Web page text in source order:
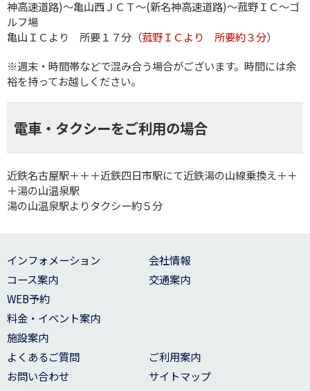
神高速道路)～亀山西ＪＣＴ～(新名神高速道路)～菰野ＩＣ～ゴ
ルフ場
亀山ＩＣより 所要１７分（菰野ＩＣより 所要約３分）
※週末・時間帯などで混み合う場合がございます。時間には余
裕を持ってお越しください。
電車・タクシーをご利用の場合
近鉄名古屋駅＋＋＋近鉄四日市駅にて近鉄湯の山線乗換え＋＋
＋湯の山温泉駅
湯の山温泉駅よりタクシー約５分
インフォメーション
コース案内
WEB予約
料金・イベント案内
施設案内
会社情報
交通案内
よくあるご質問
お問い合わせ
ご利用案内
サイトマップ